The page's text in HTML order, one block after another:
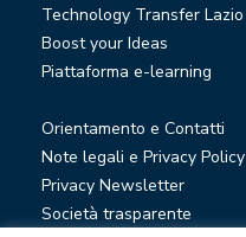
Technology Transfer Lazio
Boost your Ideas
Piattaforma e-learning
Orientamento e Contatti
Note legali e Privacy Policy
Privacy Newsletter
Società trasparente